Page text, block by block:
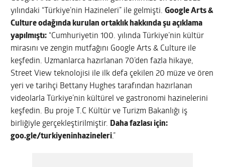
yılındaki “Türkiye’nin Hazineleri” ile gelmişti.Google Arts &
Culture odağında kurulan ortaklık hakkında şu açıklama
yapılmıştı: “Cumhuriyetin 100. yılında Türkiye’nin kültür
mirasını ve zengin mutfağını Google Arts & Culture ile
keşfedin. Uzmanlarca hazırlanan 70’den fazla hikaye,
Street View teknolojisi ile ilk defa çekilen 20 müze ve ören
yeri ve tarihçi Bettany Hughes tarafından hazırlanan
videolarla Türkiye’nin kültürel ve gastronomi hazinelerini
keşfedin. Bu proje T.C Kültür ve Turizm Bakanlığı iş
birliğiyle gerçekleştirilmiştir. Daha fazlası için:
goo.gle/turkiyeninhazineleri.”